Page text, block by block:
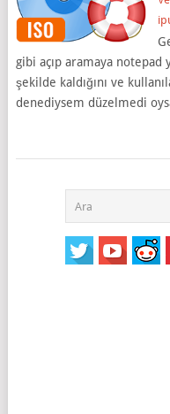
gibi açıp aramaya notepad
şekilde kaldığını ve
denediysem düzelmedi